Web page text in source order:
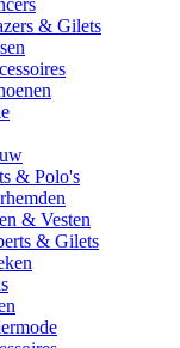
& Gilets
& Polo's
& Vesten
& Gilets